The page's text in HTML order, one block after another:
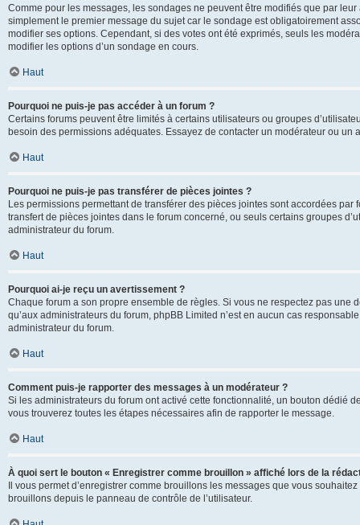
Comme pour les messages, les sondages ne peuvent être modifiés que par
simplement le premier message du sujet car le sondage est obligatoirement
modifier ses options. Cependant, si des votes ont été exprimés, seuls les
modifier les options d’un sondage en cours.
Haut
Pourquoi ne puis-je pas accéder à un forum ?
Certains forums peuvent être limités à certains utilisateurs ou groupes
besoin des permissions adéquates. Essayez de contacter un modérateur ou
Haut
Pourquoi ne puis-je pas transférer de pièces jointes ?
Les permissions permettant de transférer des pièces jointes sont accordées
transfert de pièces jointes dans le forum concerné, ou seuls certains groupes
administrateur du forum.
Haut
Pourquoi ai-je reçu un avertissement ?
Chaque forum a son propre ensemble de règles. Si vous ne respectez pas une
qu’aux administrateurs du forum, phpBB Limited n’est en aucun cas
administrateur du forum.
Haut
Comment puis-je rapporter des messages à un modérateur ?
Si les administrateurs du forum ont activé cette fonctionnalité, un bouton dédié
vous trouverez toutes les étapes nécessaires afin de rapporter le message.
Haut
À quoi sert le bouton « Enregistrer comme brouillon » affiché lors de la
Il vous permet d’enregistrer comme brouillons les messages que vous
brouillons depuis le panneau de contrôle de l’utilisateur.